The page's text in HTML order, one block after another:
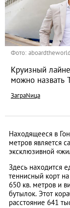
Фото:
Круизный
можно назвать
ЗаграNица
Находящееся в
метров является
эксклюзивной
Здесь находится
теннисный корт
650 кв. метров и
бутылок. Этот
расстояние 641